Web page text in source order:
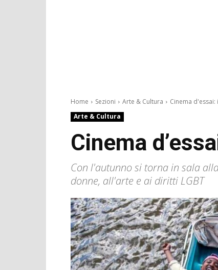
Home Sezioni Arte & Cultura
Cinema d'essai:
Arte & Cultura
Cinema
Con l'autunno si torna in sala
donne, all'arte e ai diritti LGBT